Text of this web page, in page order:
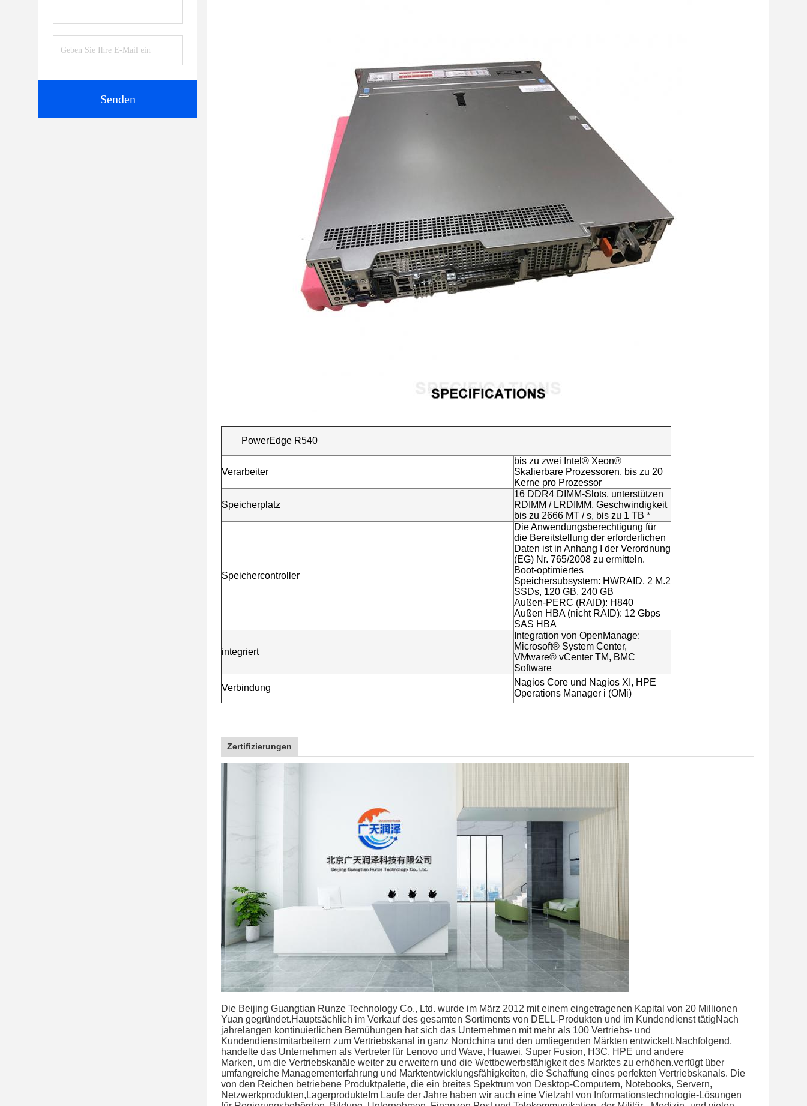
Senden
PowerEdge R540
Verarbeiter
bis zu zwei Intel® Xeon®
Skalierbare Prozessoren, bis zu 20
Kerne pro Prozessor
Speicherplatz
16 DDR4 DIMM-Slots, unterstützen
RDIMM / LRDIMM, Geschwindigkeit
bis zu 2666 MT / s, bis zu 1 TB *
Speichercontroller
Die Anwendungsberechtigung für
die Bereitstellung der erforderlichen
Daten ist in Anhang I der Verordnung
(EG) Nr. 765/2008 zu ermitteln.
Boot-optimiertes
Speichersubsystem: HWRAID, 2 M.2
SSDs, 120 GB, 240 GB
Außen-PERC (RAID): H840
Außen HBA (nicht RAID): 12 Gbps
SAS HBA
integriert
Integration von OpenManage:
Microsoft® System Center,
VMware® vCenter TM, BMC
Software
Verbindung
Nagios Core und Nagios XI, HPE
Operations Manager i (OMi)
Zertifizierungen
Die Beijing Guangtian Runze Technology Co., Ltd. wurde im März 2012 mit einem eingetragenen Kapital von 20 Millionen
Yuan gegründet.Hauptsächlich im Verkauf des gesamten Sortiments von DELL-Produkten und im Kundendienst tätigNach
jahrelangen kontinuierlichen Bemühungen hat sich das Unternehmen mit mehr als 100 Vertriebs- und
Kundendienstmitarbeitern zum Vertriebskanal in ganz Nordchina und den umliegenden Märkten entwickelt.Nachfolgend,
handelte das Unternehmen als Vertreter für Lenovo und Wave, Huawei, Super Fusion, H3C, HPE und andere
Marken, um die Vertriebskanäle weiter zu erweitern und die Wettbewerbsfähigkeit des Marktes zu erhöhen.verfügt über
umfangreiche Managementerfahrung und Marktentwicklungsfähigkeiten, die Schaffung eines perfekten Vertriebskanals. Die
von den Reichen betriebene Produktpalette, die ein breites Spektrum von Desktop-Computern, Notebooks, Servern,
Netzwerkprodukten,LagerprodukteIm Laufe der Jahre haben wir auch eine Vielzahl von Informationstechnologie-Lösungen